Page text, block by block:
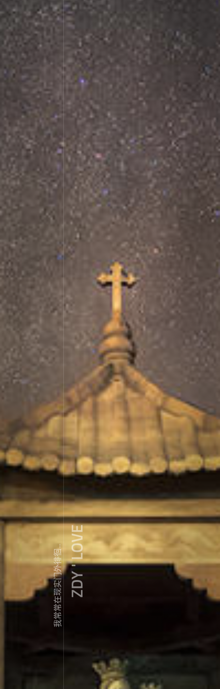
我常常在现实门外徘徊...ZDY ' LOVE